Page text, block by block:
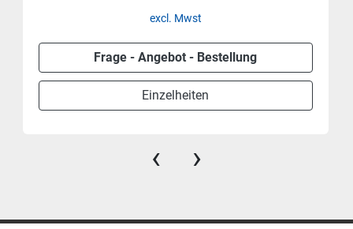
excl. Mwst
Frage - Angebot - Bestellung
Einzelheiten
‹ ›